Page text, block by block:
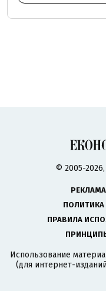
© 2005-
ПРАВИЛА
Использование
(для интернет-